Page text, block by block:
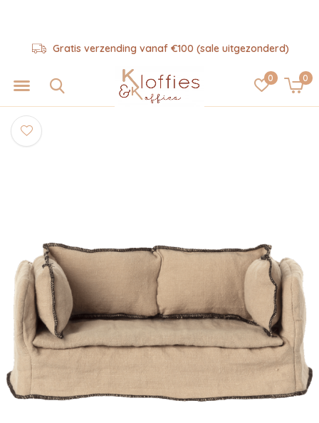
0 0
Gratis verzending vanaf €100 (sale uitgezonderd)